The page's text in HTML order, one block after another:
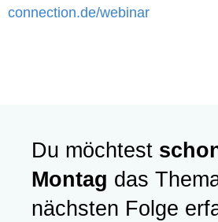
connection.de/webinar
Du möchtest
Montag das
nächsten Folge